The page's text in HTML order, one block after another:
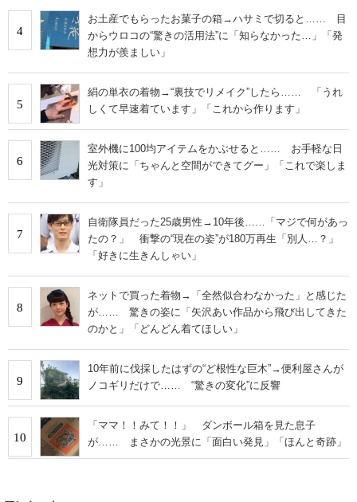
4
お土産でもらったお菓子の箱→ハサミで切ると…… 目
からウロコの“驚きの活用法”に「知らなかった…」「発
想力が羨ましい」
5
絹の単衣の着物→“裏技でリメイク”したら…… 「うれ
しくて早速着ています」「これから作ります」
6
室外機に100均アイテムをかぶせると…… お手軽な日
光対策に「ちゃんと空間ができてグー」「これで楽しま
す」
7
自衛隊員だった25歳男性→10年後……「マジで何があっ
たの？」 衝撃の“現在の姿”が180万再生「別人…？」
「好きに生きんしゃい」
8
ネットで買った着物→「全然似合わなかった」と感じた
が…… 驚きの姿に「矢沢あい作品から飛び出してきた
のかと」「どんどん着てほしい」
9
10年前に伐採したはずの“ど根性な巨木”→便利屋さんが
ノコギリだけで…… “驚きの変化”に反響
10
「ママ！！みて！！」 ダンボール箱を見た息子
が…… まさかの光景に「面白い発見」「ほんと奇跡」